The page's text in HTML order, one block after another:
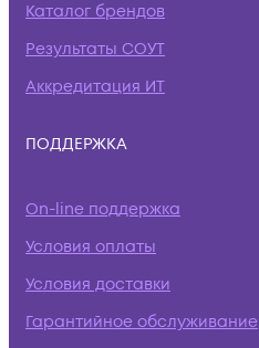
Каталог брендов
Результаты СОУТ
Аккредитация ИТ
ПОДДЕРЖКА
On-line поддержка
Условия оплаты
Условия доставки
Гарантийное обслуживание